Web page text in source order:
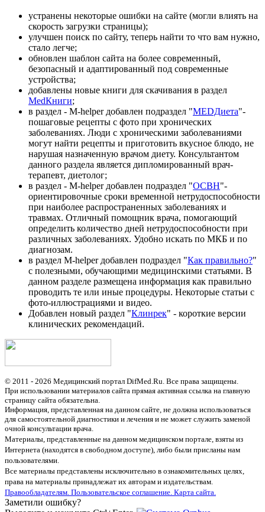
устранены некоторые ошибки на сайте (могли влиять на
скорость загрузки страницы);
улучшен поиск по сайту, теперь найти то что вам нужно,
стало легче;
обновлен шаблон сайта на более современный,
безопасный и адаптированный под современные
устройства;
добавлены новые книги для скачивания в раздел
MedКниги;
в раздел - M-helper добавлен подраздел "MEDДиета"-
пошаговые рецепты с фото при хронических
заболеваниях. Люди с хроническими заболеваниями
могут найти рецепты и приготовить вкусное блюдо, не
нарушая назначенную врачом диету. Консультантом
данного раздела является дипломированный врач-
терапевт, диетолог;
в раздел - M-helper добавлен подраздел "ОСВН"-
ориентировочные сроки временной нетрудоспособности
при наиболее распространенных заболеваниях и
травмах. Отличный помощник врача, помогающий
определить количество дней нетрудоспособности при
различных заболеваниях. Удобно искать по МКБ и по
диагнозам.
в раздел M-helper добавлен подраздел "Как правильно?"
с полезными, обучающими медицинскими статьями. В
данном разделе размещена информация как правильно
проводить те или иные процедуры. Некоторые статьи с
фото-иллюстрациями и видео.
Добавлен новый раздел "Клинрек" - короткие версии
клинических рекомендаций.
© 2011 - 2026 Медицинский портал DifMed.Ru. Все права защищены.
При использовании материалов сайта прямая активная ссылка на главную
страницу сайта обязательна.
Информация, представленная на данном сайте, не должна использоваться
для самостоятельной диагностики и лечения и не может служить заменой
очной консультации врача.
Материалы, представленные на данном медицинском портале, взяты из
Интернета (находятся в свободном доступе), либо были присланы нам
пользователями.
Все материалы представлены исключительно в ознакомительных целях,
права на материалы принадлежат их авторам и издательствам.
Правообладателям. Пользовательское соглашение. Карта сайта.
Заметили ошибку?